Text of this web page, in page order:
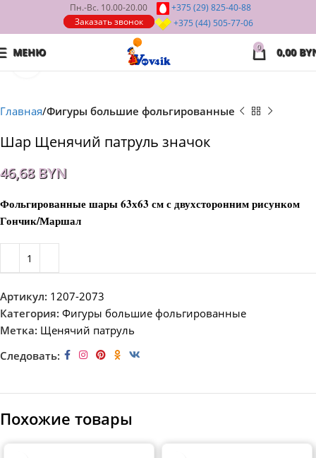
Пн.-Вс. 10.00-20.00
Заказать звонок
+375 (29) 825-40-88
+375 (44) 505-77-06
МЕНЮ 0 0,00
Нажмите, чтобы увеличить
Главная Фигуры большие фольгированные
Шар Щенячий патруль значок
46,68 BYN
Фольгированные шары 63х63 см с двухсторонним рисунком
Гончик/Маршал
Артикул: 1207-2073
Категория: Фигуры большие фольгированные
Метка: Щенячий патруль
Следовать:
Похожие товары